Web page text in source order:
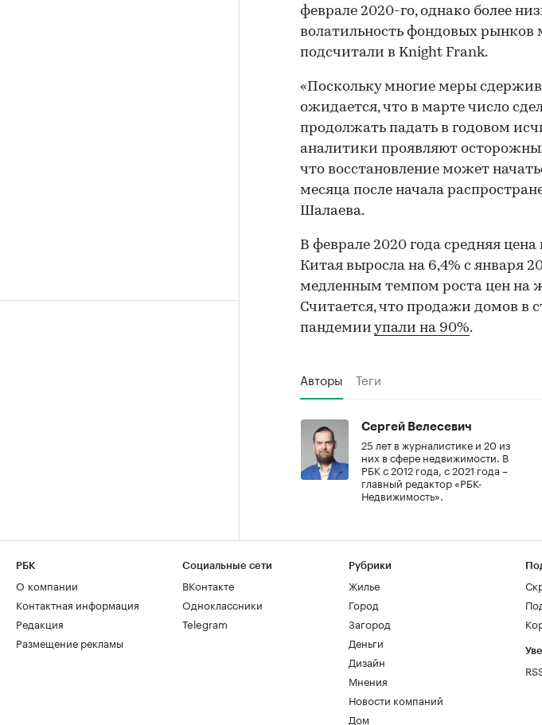
феврале 2020-го, однако более
волатильность фондовых рынков
подсчитали в Knight Frank.
«Поскольку многие меры
ожидается, что в марте число
продолжать падать в годовом
аналитики проявляют
что восстановление может
месяца после начала
Шалаева.
В феврале 2020 года средняя
Китая выросла на 6,4% с января
медленным темпом роста цен на
Считается, что продажи домов в
пандемии упали на 90%.
Авторы Теги
Сергей Велесевич
25 лет в журналистике и 20 из
них в сфере недвижимости. В
РБК с 2012 года, с 2021 года –
главный редактор «РБК-
Недвижимость».
РБК
О компании
Контактная информация
Редакция
Размещение рекламы
Социальные сети
ВКонтакте
Одноклассники
Telegram
Рубрики
Жилье
Город
Загород
Деньги
Дизайн
Мнения
Новости компаний
Дом